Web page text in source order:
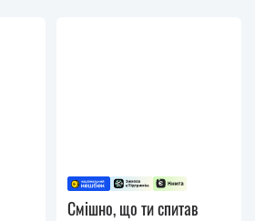
Смішно, що ти спитав